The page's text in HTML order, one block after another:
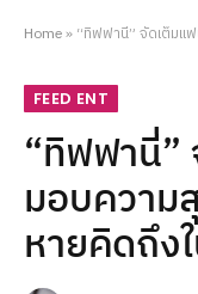
Home» “ทิฟฟานี่” จัดเต็มแฟน
FEED ENT
“ทิฟฟานี่”
มอบความ
หายคิดถึง